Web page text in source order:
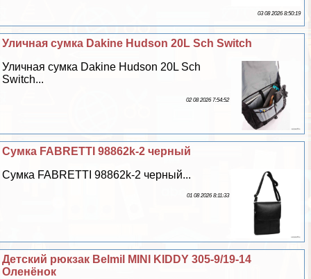
03 08 2026 8:50:19
Уличная сумка Dakine Hudson 20L Sch Switch
Уличная сумка Dakine Hudson 20L Sch
Switch...
02 08 2026 7:54:52
Сумка FABRETTI 98862k-2 черный
Сумка FABRETTI 98862k-2 черный...
01 08 2026 8:11:33
Детский рюкзак Belmil MINI KIDDY 305-9/19-14
Оленёнок